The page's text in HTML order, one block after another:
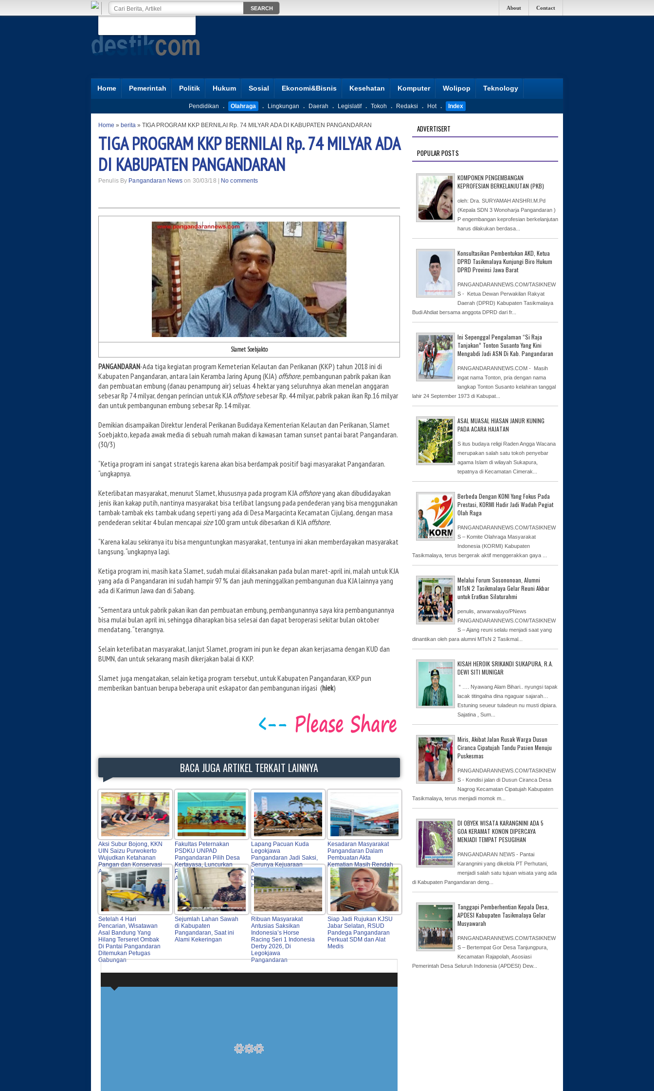
About Contact
Home Pemerintah Politik Hukum Sosial Ekonomi&Bisnis Kesehatan Komputer Wolipop Teknology
Pendidikan . Olahraga . Lingkungan . Daerah . Legislatif . Tokoh . Redaksi . Hot . Index
Home » berita » TIGA PROGRAM KKP BERNILAI Rp. 74 MILYAR ADA DI KABUPATEN PANGANDARAN
TIGA PROGRAM KKP BERNILAI Rp. 74 MILYAR ADA
DI KABUPATEN PANGANDARAN
Penulis By Pangandaran News on 30/03/18 | No comments
Slamet Soebjakto
PANGANDARAN-Ada tiga kegiatan program Kemeterian Kelautan dan Perikanan (KKP) tahun 2018 ini di
Kabupaten Pangandaran, antara lain Keramba Jaring Apung (KJA) offshore, pembangunan pabrik pakan ikan
dan pembuatan embung (danau penampung air) seluas 4 hektar yang seluruhnya akan menelan anggaran
sebesar Rp 74 milyar, dengan perincian untuk KJAoffshoresebesar Rp. 44 milyar, pabrik pakan ikan Rp.16 milyar
dan untuk pembangunan embung sebesar Rp. 14 milyar.
Demikian disampaikan Direktur Jenderal Perikanan Budidaya Kementerian Kelautan dan Perikanan, Slamet
Soebjakto, kepada awak media di sebuah rumah makan di kawasan taman sunset pantai barat Pangandaran.
(30/3)
“Ketiga program ini sangat strategis karena akan bisa berdampak positif bagi masyarakat Pangandaran.
“ungkapnya.
Keterlibatan masyarakat, menurut Slamet, khususnya pada program KJAoffshoreyang akan dibudidayakan
jenis ikan kakap putih, nantinya masyarakat bisa terlibat langsung pada pendederan yang bisa menggunakan
tambak-tambak eks tambak udang seperti yang ada di Desa Margacinta Kecamatan Cijulang, dengan masa
pendederan sekitar 4 bulan mencapai size100 gram untuk dibesarkan di KJAoffshore.
“Karena kalau sekiranya itu bisa menguntungkan masyarakat, tentunya ini akan memberdayakan masyarakat
langsung. “ungkapnya lagi.
Ketiga program ini, masih kata Slamet, sudah mulai dilaksanakan pada bulan maret-april ini, malah untuk KJA
yang ada di Pangandaran ini sudah hampir 97 % dan jauh meninggalkan pembangunan dua KJA lainnya yang
ada di Karimun Jawa dan di Sabang.
“Sementara untuk pabrik pakan ikan dan pembuatan embung, pembangunannya saya kira pembangunannya
bisa mulai bulan april ini, sehingga diharapkan bisa selesai dan dapat beroperasi sekitar bulan oktober
mendatang. “terangnya.
Selain keterlibatan masyarakat, lanjut Slamet, program ini pun ke depan akan kerjasama dengan KUD dan
BUMN, dan untuk sekarang masih dikerjakan balai di KKP.
Slamet juga mengatakan, selain ketiga program tersebut, untuk Kabupaten Pangandaran, KKP pun
memberikan bantuan berupa beberapa unit eskapator dan pembangunan irigasi (hiek)
BACA JUGA ARTIKEL TERKAIT LAINNYA
Aksi Subur Bojong, KKN
UIN Saizu Purwokerto
Wujudkan Ketahanan
Pangan dan Konservasi
Air Di Pangandaran
Fakultas Peternakan
PSDKU UNPAD
Pangandaran Pilih Desa
Kertayasa, Luncurkan
Program Pendampingan
Agrokompleks
Lapang Pacuan Kuda
Legokjawa
Pangandaran Jadi Saksi,
Serunya Kejuaraan
Nasional Seri I Indonesia
Derby 2026 Indonesia's
Horse Racing
Kesadaran Masyarakat
Pangandaran Dalam
Pembuatan Akta
Kematian Masih Rendah
Setelah 4 Hari
Pencarian, Wisatawan
Asal Bandung Yang
Hilang Terseret Ombak
Di Pantai Pangandaran
Ditemukan Petugas
Gabungan
Sejumlah Lahan Sawah
di Kabupaten
Pangandaran, Saat ini
Alami Kekeringan
Ribuan Masyarakat
Antusias Saksikan
Indonesia’s Horse
Racing Seri 1 Indonesia
Derby 2026, Di
Legokjawa
Pangandaran
Siap Jadi Rujukan KJSU
Jabar Selatan, RSUD
Pandega Pangandaran
Perkuat SDM dan Alat
Medis
ADVERTISERT
POPULAR POSTS
KOMPONEN PENGEMBANGAN
KEPROFESIAN BERKELANJUTAN (PKB)
oleh: Dra. SURYAMAH ANSHRI.M.Pd
(Kepala SDN 3 Wonoharja Pangandaran )
P engembangan keprofesian berkelanjutan
harus dilakukan berdasa...
Konsultasikan Pembentukan AKD, Ketua
DPRD Tasikmalaya Kunjungi Biro Hukum
DPRD Provinsi Jawa Barat
PANGANDARANNEWS.COM/TASIKNEW
S - Ketua Dewan Perwakilan Rakyat
Daerah (DPRD) Kabupaten Tasikmalaya
Budi Ahdiat bersama anggota DPRD dari fr...
Ini Sepenggal Pengalaman “Si Raja
Tanjakan” Tonton Susanto Yang Kini
Mengabdi Jadi ASN Di Kab. Pangandaran
PANGANDARANNEWS.COM - Masih
ingat nama Tonton, pria dengan nama
langkap Tonton Susanto kelahiran tanggal
lahir 24 September 1973 di Kabupat...
ASAL MUASAL HIASAN JANUR KUNING
PADA ACARA HAJATAN
S itus budaya religi Raden Angga Wacana
merupakan salah satu tokoh penyebar
agama Islam di wilayah Sukapura,
tepatnya di Kecamatan Cimerak...
Berbeda Dengan KONI Yang Fokus Pada
Prestasi, KORMI Hadir Jadi Wadah Pegiat
Olah Raga
PANGANDARANNEWS.COM/TASIKNEW
S – Komite Olahraga Masyarakat
Indonesia (KORMI) Kabupaten
Tasikmalaya, terus bergerak aktif menggerakkan gaya ...
Melalui Forum Sosononoan, Alumni
MTsN 2 Tasikmalaya Gelar Reuni Akbar
untuk Eratkan Silaturahmi
penulis, anwarwaluyo/PNews
PANGANDARANNEWS.COM/TASIKNEW
S – Ajang reuni selalu menjadi saat yang
dinantikan oleh para alumni MTsN 2 Tasikmal...
KISAH HEROIK SRIKANDI SUKAPURA, R.A.
DEWI SITI MUNIGAR
“ …. Nyawang Alam Bihari.. nyungsi tapak
lacak titingalna dina ngaguar sajarah…
Estuning seueur tuladeun nu musti dipiara.
Sajatina , Sum...
Miris, Akibat Jalan Rusak Warga Dusun
Ciranca Cipatujah Tandu Pasien Menuju
Puskesmas
PANGANDARANNEWS.COM/TASIKNEW
S - Kondisi jalan di Dusun Ciranca Desa
Nagrog Kecamatan Cipatujah Kabupaten
Tasikmalaya, terus menjadi momok m...
DI OBYEK WISATA KARANGNINI ADA 5
GOA KERAMAT KONON DIPERCAYA
MENJADI TEMPAT PESUGIHAN
PANGANDARAN NEWS - Pantai
Karangnini yang dikelola PT Perhutani,
menjadi salah satu tujuan wisata yang ada
di Kabupaten Pangandaran deng...
Tanggapi Pemberhentian Kepala Desa,
APDESI Kabupaten Tasikmalaya Gelar
Musyawarah
PANGANDARANNEWS.COM/TASIKNEW
S – Bertempat Gor Desa Tanjungpura,
Kecamatan Rajapolah, Asosiasi
Pemerintah Desa Seluruh Indonesia (APDESI) Dew...